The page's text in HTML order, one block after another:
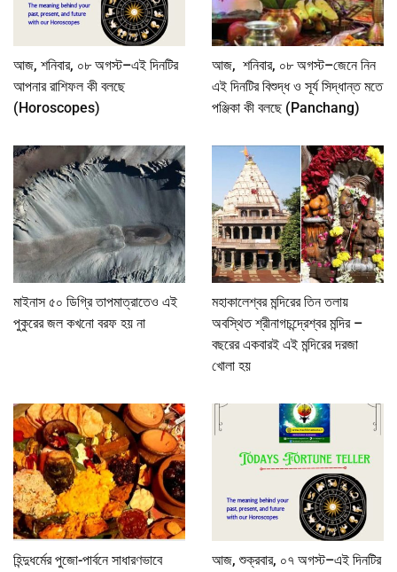
আজ, শনিবার, ০৮ অগস্ট–এই দিনটির
আপনার রাশিফল কী বলছে
(Horoscopes)
আজ, শনিবার, ০৮ অগস্ট–জেনে নিন
এই দিনটির বিশুদ্ধ ও সূর্য সিদ্ধান্ত মতে
পঞ্জিকা কী বলছে (Panchang)
মাইনাস ৫০ ডিগ্রি তাপমাত্রাতেও এই
পুকুরের জল কখনো বরফ হয় না
মহাকালেশ্বর মন্দিরের তিন তলায়
অবস্থিত শ্রীনাগচন্দ্রেশ্বর মন্দির –
বছরের একবারই এই মন্দিরের দরজা
খোলা হয়
হিন্দুধর্মের পুজো-পার্বনে সাধারণভাবে
আজ, শুক্রবার, ০৭ অগস্ট–এই দিনটির